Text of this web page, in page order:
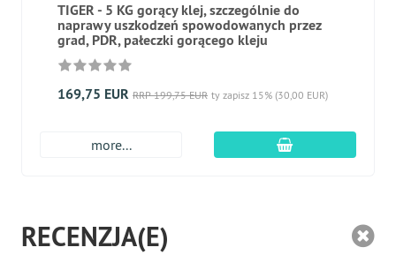
TIGER - 5 KG gorący klej, szczególnie do
naprawy uszkodzeń spowodowanych przez
grad, PDR, pałeczki gorącego kleju
169,75 EUR RRP 199,75 EUR ty zapisz 15% (30,00 EUR)
more... dodaj do
RECENZJA(E)